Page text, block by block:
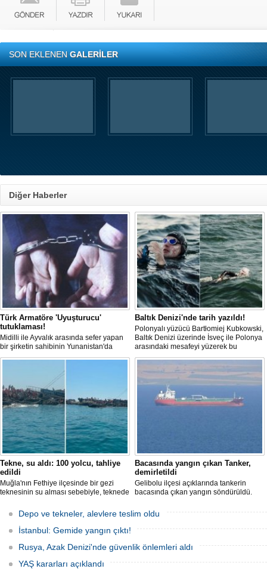
SON EKLENENGALERİLER
Diğer Haberler
Türk Armatöre 'Uyuşturucu'
tutuklaması!
Midilli ile Ayvalık arasında sefer yapan
bir şirketin sahibinin Yunanistan'da
tutuklandığı bildirildi.
Baltık Denizi'nde tarih yazıldı!
Polonyalı yüzücü Bartłomiej Kubkowski,
Baltık Denizi üzerinde İsveç ile Polonya
arasındaki mesafeyi yüzerek bu
başarının ilk örneği olarak tarihe geçti.
Tekne, su aldı: 100 yolcu, tahliye
edildi
Muğla'nın Fethiye ilçesinde bir gezi
teknesinin su alması sebebiyle, teknede
teknenin batmaması için bölgede
kurtarma çalışması başlatıldı.
Bacasında yangın çıkan Tanker,
demirletildi
Gelibolu ilçesi açıklarında tankerin
bacasında çıkan yangın söndürüldü.
Sahası'na demirletildi.
Depo ve tekneler, alevlere teslim oldu
İstanbul: Gemide yangın çıktı!
Rusya, Azak Denizi'nde güvenlik önlemleri aldı
YAŞ kararları açıklandı